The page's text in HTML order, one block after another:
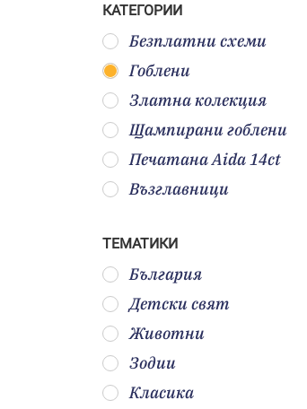
КАТЕГОРИИ
Безплатни схеми
Гоблени
Златна колекция
Щампирани гоблени
Печатана Aida 14ct
Възглавници
ТЕМАТИКИ
България
Детски свят
Животни
Зодии
Класика